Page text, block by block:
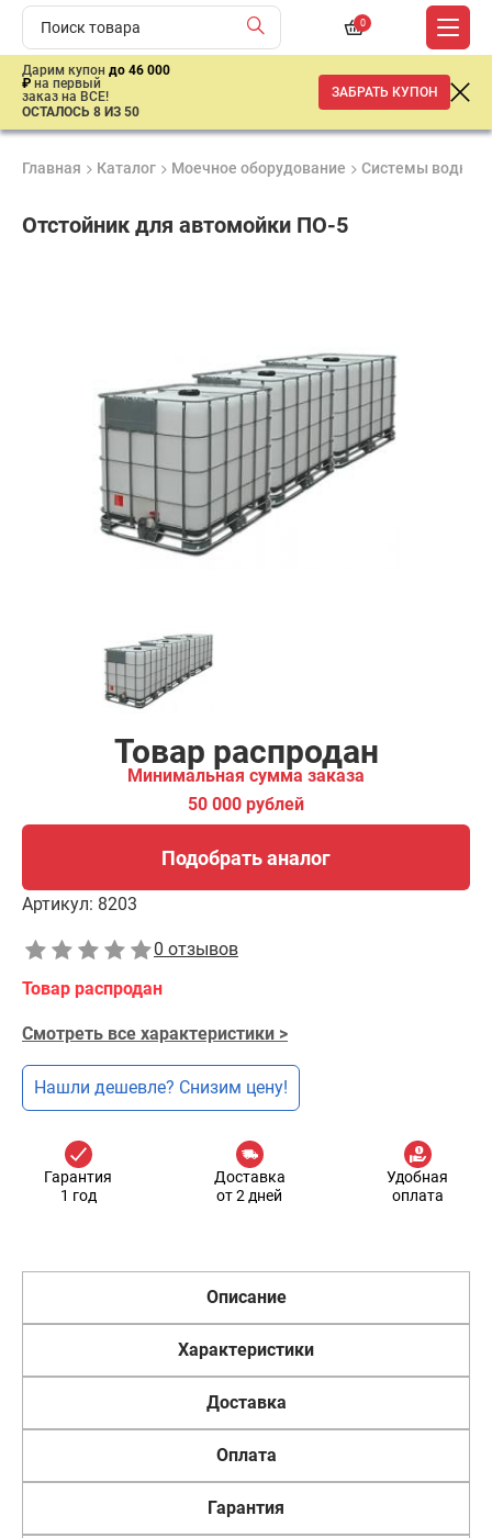
0
Дарим купон до 46 000
₽ на первый
заказ на ВСЕ!
ОСТАЛОСЬ 8 ИЗ 50
ЗАБРАТЬ КУПОН
Главная Каталог Моечное оборудование Системы водной
Отстойник для автомойки ПО-5
Товар распродан
Минимальная сумма заказа
50 000 рублей
Подобрать аналог
Артикул: 8203
0 отзывов
Товар распродан
Смотреть все характеристики >
Нашли дешевле? Снизим цену!
Гарантия
1 год
Доставка
от 2 дней
Удобная
оплата
Описание
Характеристики
Доставка
Оплата
Гарантия
Подобрать аналог